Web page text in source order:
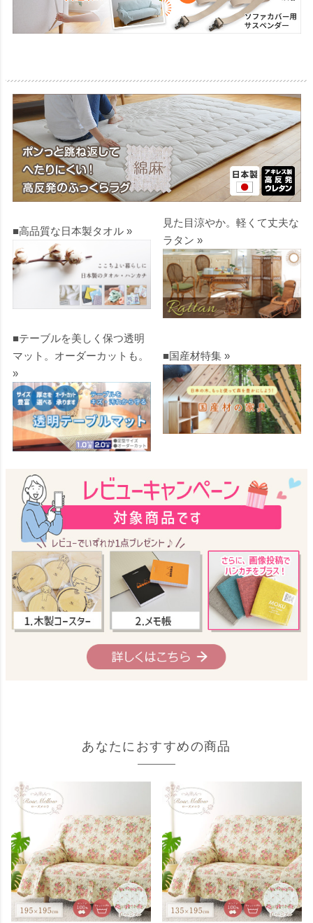
■高品質な日本製タオル »
見た目涼やか。軽くて丈夫な
ラタン »
■テーブルを美しく保つ透明
マット。オーダーカットも。
»
■国産材特集 »
あなたにおすすめの商品